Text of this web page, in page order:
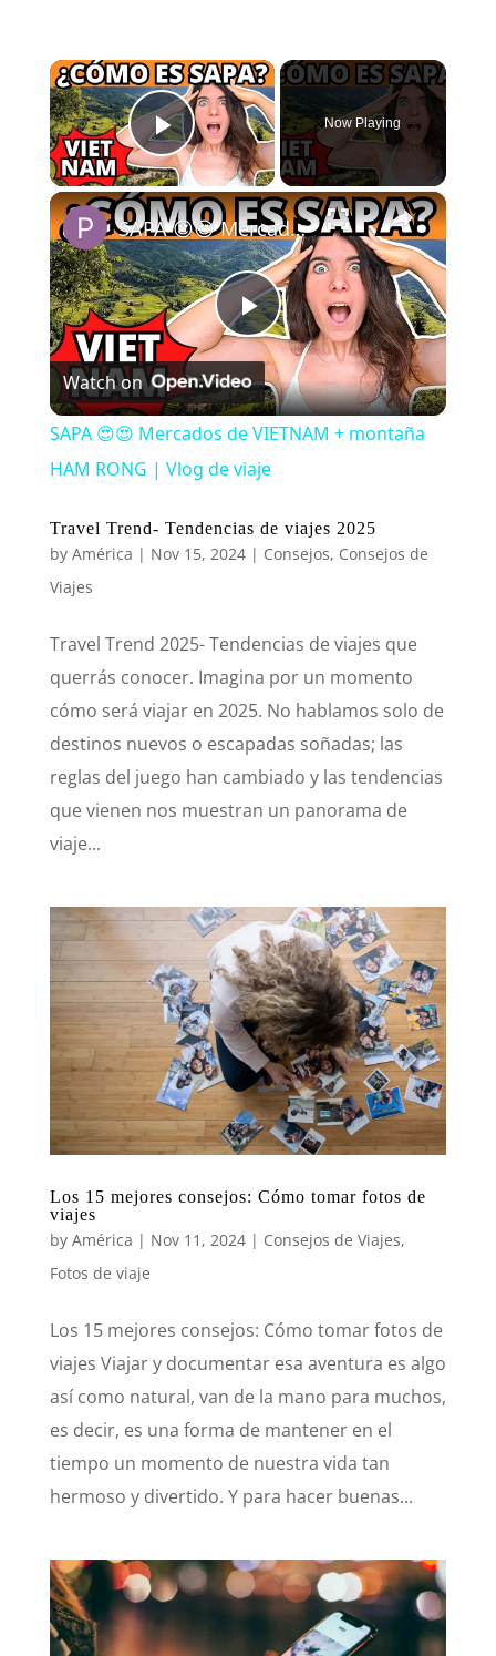
×
Play Video
Now Playing
×
P
l
a
y
i
d
e
SAPA 😍😍 Mercados de VIETNAM + montaña HAM RONG | Vlog de viaje
Watch on
SAPA 😍😍 Mercados de VIETNAM + montaña
HAM RONG | Vlog de viaje
Travel Trend- Tendencias de viajes 2025
by América | Nov 15, 2024| Consejos, Consejos de
Viajes
Travel Trend 2025- Tendencias de viajes que
querrás conocer. Imagina por un momento
cómo será viajar en 2025. No hablamos solo de
destinos nuevos o escapadas soñadas; las
reglas del juego han cambiado y las tendencias
que vienen nos muestran un panorama de
viaje...
Los 15 mejores consejos: Cómo tomar fotos de
viajes
by América | Nov 11, 2024| Consejos de Viajes,
Fotos de viaje
Los 15 mejores consejos: Cómo tomar fotos de
viajes Viajar y documentar esa aventura es algo
así como natural, van de la mano para muchos,
es decir, es una forma de mantener en el
tiempo un momento de nuestra vida tan
hermoso y divertido. Y para hacer buenas...